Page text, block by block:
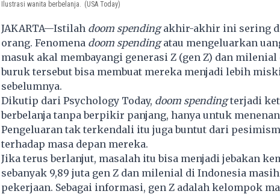
Ilustrasi wanita berbelanja. (USA Today)
JAKARTA—Istilah doom spendingakhir-akhir ini sering
orang. Fenomena doom spendingatau mengeluarkan
masuk akal membayangi generasi Z (gen Z) dan
buruk tersebut bisa membuat mereka menjadi lebih
sebelumnya.
Dikutip dari Psychology Today, doom spendingterjadi
berbelanja tanpa berpikir panjang, hanya untuk
Pengeluaran tak terkendali itu juga buntut dari
terhadap masa depan mereka.
Jika terus berlanjut, masalah itu bisa menjadi jebakan
sebanyak 9,89 juta gen Z dan milenial di Indonesia
pekerjaan. Sebagai informasi, gen Z adalah kelompok